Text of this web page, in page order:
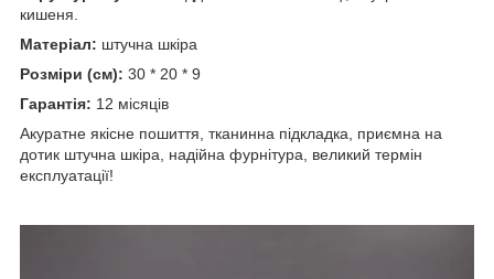
кишеня.
Матеріал: штучна шкіра
Розміри (см): 30 * 20 * 9
Гарантія: 12 місяців
Акуратне якісне пошиття, тканинна підкладка, приємна на
дотик штучна шкіра, надійна фурнітура, великий термін
експлуатації!